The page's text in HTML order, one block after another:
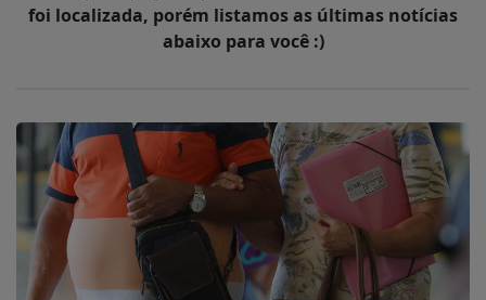
foi localizada, porém listamos as últimas notícias
abaixo para você :)